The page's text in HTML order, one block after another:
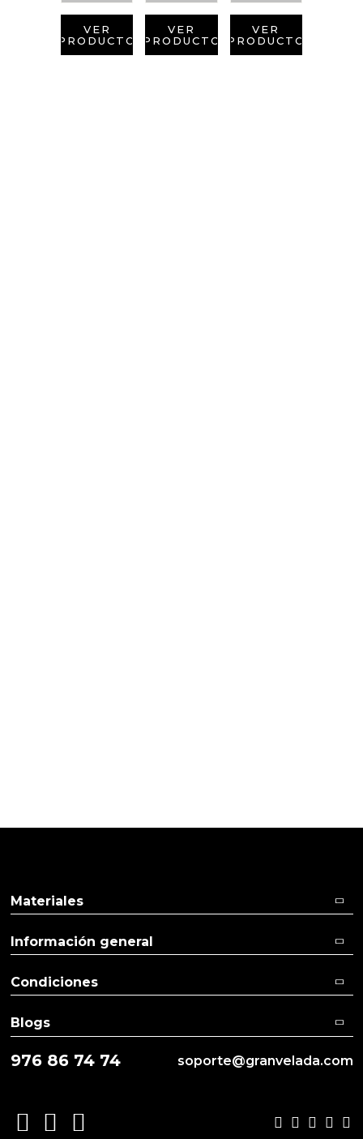
VER
PRODUCTO
VER
PRODUCTO
VER
PRODUCTO
976 86 74 74 soporte@granvelada.com
Materiales
Información general
Condiciones
Blogs